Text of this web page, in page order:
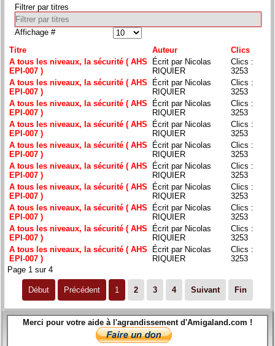
Filtrer par titres
Affichage #
Titre
Auteur
Clics
A tous les niveaux, la sécurité ( AHS
EPI-007 )
Écrit par Nicolas
RIQUIER
Clics :
3253
A tous les niveaux, la sécurité ( AHS
EPI-007 )
Écrit par Nicolas
RIQUIER
Clics :
3253
A tous les niveaux, la sécurité ( AHS
EPI-007 )
Écrit par Nicolas
RIQUIER
Clics :
3253
A tous les niveaux, la sécurité ( AHS
EPI-007 )
Écrit par Nicolas
RIQUIER
Clics :
3253
A tous les niveaux, la sécurité ( AHS
EPI-007 )
Écrit par Nicolas
RIQUIER
Clics :
3253
A tous les niveaux, la sécurité ( AHS
EPI-007 )
Écrit par Nicolas
RIQUIER
Clics :
3253
A tous les niveaux, la sécurité ( AHS
EPI-007 )
Écrit par Nicolas
RIQUIER
Clics :
3253
A tous les niveaux, la sécurité ( AHS
EPI-007 )
Écrit par Nicolas
RIQUIER
Clics :
3253
A tous les niveaux, la sécurité ( AHS
EPI-007 )
Écrit par Nicolas
RIQUIER
Clics :
3253
A tous les niveaux, la sécurité ( AHS
EPI-007 )
Écrit par Nicolas
RIQUIER
Clics :
3253
Page 1 sur 4
Début Précédent 1 2 3 4 Suivant Fin
Merci pour votre aide à l'agrandissement d'Amigaland.com !